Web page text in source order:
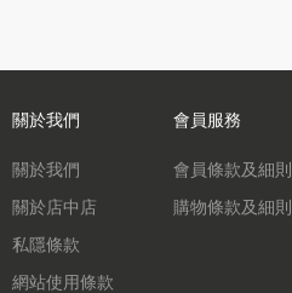
關於我們
關於我們
關於店中店
私隱條款
網站使用條款
會員服務
會員條款及細則
購物條款及細則